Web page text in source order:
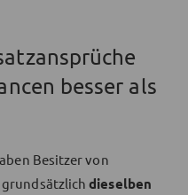
besser als
Besitzer von
grundsätzlichdieselben